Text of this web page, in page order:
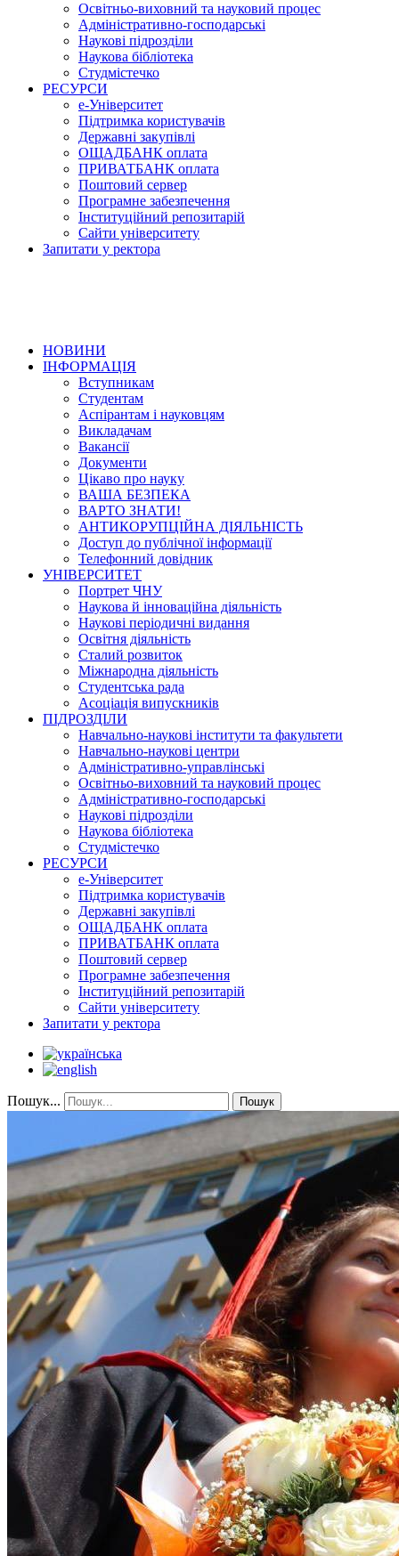
Освітньо-виховний та науковий процес
Адміністративно-господарські
Наукові підрозділи
Наукова бібліотека
Студмістечко
РЕСУРСИ
е-Університет
Підтримка користувачів
Державні закупівлі
ОЩАДБАНК оплата
ПРИВАТБАНК оплата
Поштовий сервер
Програмне забезпечення
Інституційний репозитарій
Сайти університету
Запитати у ректора
НОВИНИ
ІНФОРМАЦІЯ
Вступникам
Студентам
Аспірантам і науковцям
Викладачам
Вакансії
Документи
Цікаво про науку
ВАША БЕЗПЕКА
ВАРТО ЗНАТИ!
АНТИКОРУПЦІЙНА ДІЯЛЬНІСТЬ
Доступ до публічної інформації
Телефонний довідник
УНІВЕРСИТЕТ
Портрет ЧНУ
Наукова й інноваційна діяльність
Наукові періодичні видання
Освітня діяльність
Сталий розвиток
Міжнародна діяльність
Студентська рада
Асоціація випускників
ПІДРОЗДІЛИ
Навчально-наукові інститути та факультети
Навчально-наукові центри
Адміністративно-управлінські
Освітньо-виховний та науковий процес
Адміністративно-господарські
Наукові підрозділи
Наукова бібліотека
Студмістечко
РЕСУРСИ
е-Університет
Підтримка користувачів
Державні закупівлі
ОЩАДБАНК оплата
ПРИВАТБАНК оплата
Поштовий сервер
Програмне забезпечення
Інституційний репозитарій
Сайти університету
Запитати у ректора
Пошук... Пошук